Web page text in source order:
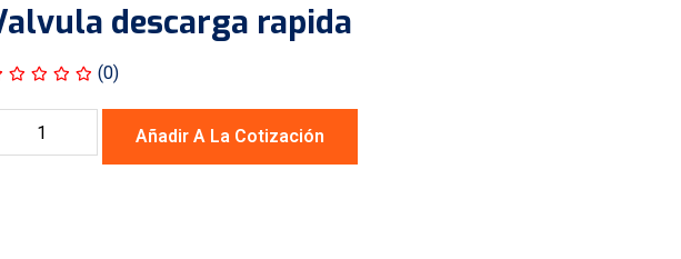
descarga rapida
(0)
Añadir A La Cotización